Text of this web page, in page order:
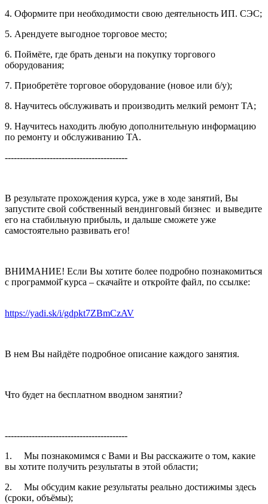
4. Оформите при необходимости свою деятельность ИП. СЭС;
5. Арендуете выгодное торговое место;
6. Поймёте, где брать деньги на покупку торгового
оборудования;
7. Приобретёте торговое оборудование (новое или б/у);
8. Научитесь обслуживать и производить мелкий ремонт ТА;
9. Научитесь находить любую дополнительную информацию
по ремонту и обслуживанию ТА.
-----------------------------------------
В результате прохождения курса, уже в ходе занятий, Вы
запустите свой собственный вендинговый бизнес и выведите
его на стабильную прибыль, и дальше сможете уже
самостоятельно развивать его!
ВНИМАНИЕ! Если Вы хотите более подробно познакомиться
с программой̆ курса – скачайте и откройте файл, по ссылке:
https://yadi.sk/i/gdpkt7ZBmCzAV
В нем Вы найдёте подробное описание каждого занятия.
Что будет на бесплатном вводном занятии?
-----------------------------------------
1. Мы познакомимся с Вами и Вы расскажите о том, какие
вы хотите получить результаты в этой области;
2. Мы обсудим какие результаты реально достижимы здесь
(сроки, объёмы);